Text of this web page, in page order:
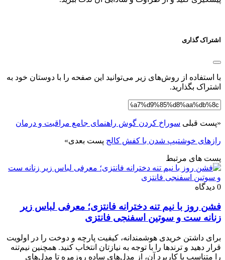
اشتراک گذاری
با استفاده از روش‌های زیر می‌توانید این صفحه را با دوستان خود به
اشتراک بگذارید.
«پست قبلی سوراخ کردن گوش راهنمای جامع مراقبت و درمان
رازهای خوشتیپ شدن با کفش کالج پست بعدی»
پست های مرتبط
0 دیدگاه
فشن روز با نیم تنه دخترانه فانتزی؛ معرفی لباس زیر
زنانه ست و سوتین اسفنجی فانتزی
برای داشتن خریدی هوشمندانه، کیفیت پارچه و دوخت را در اولویت
قرار دهید و ترندها را با توجه به نیازتان انتخاب کنید. همچنین نیم‌تنه
را متناسب با کاربرد آن، از مدل‌های ساده روزمره تا مدل‌های